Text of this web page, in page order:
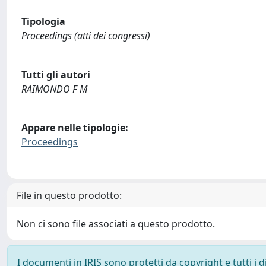
Tipologia
Proceedings (atti dei congressi)
Tutti gli autori
RAIMONDO F M
Appare nelle tipologie:
Proceedings
File in questo prodotto:
Non ci sono file associati a questo prodotto.
I documenti in IRIS sono protetti da copyright e tutti i